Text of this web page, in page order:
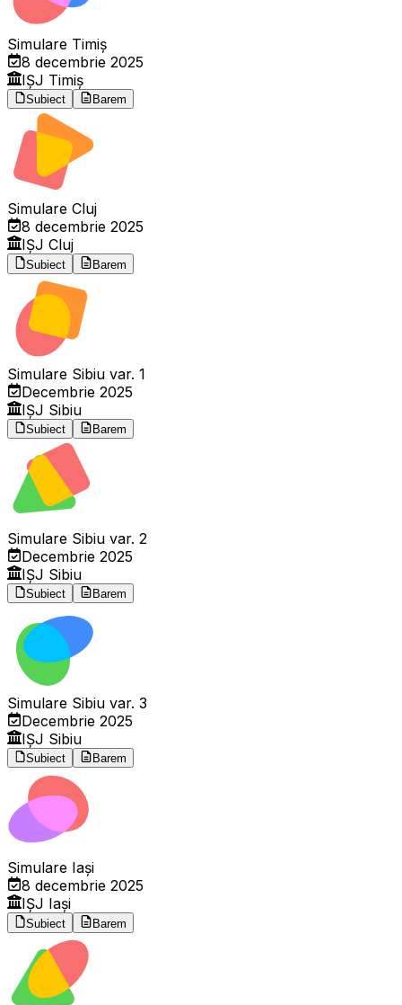
Simulare Timiș
8 decembrie 2025
IȘJ Timiș
Subiect Barem
Simulare Cluj
8 decembrie 2025
IȘJ Cluj
Subiect Barem
Simulare Sibiu var. 1
Decembrie 2025
IȘJ Sibiu
Subiect Barem
Simulare Sibiu var. 2
Decembrie 2025
IȘJ Sibiu
Subiect Barem
Simulare Sibiu var. 3
Decembrie 2025
IȘJ Sibiu
Subiect Barem
Simulare Iași
8 decembrie 2025
IȘJ Iași
Subiect Barem